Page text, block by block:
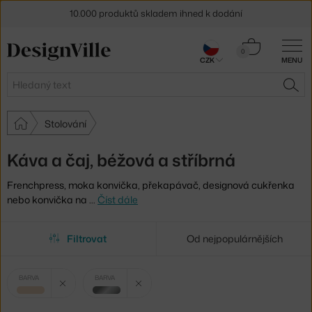
MENU
Hledat
0
Košík
Stolování
Káva a čaj, béžová a stříbrná
Frenchpress, moka konvička, překapávač, designová cukřenka
nebo konvička na … Číst dále
Filtrovat Od nejpopulárnějších
Vybrané
BARVA BARVA
stříbrná
10.000 produktů skladem ihned k dodání
30 dní na vrácení zbožíCZK